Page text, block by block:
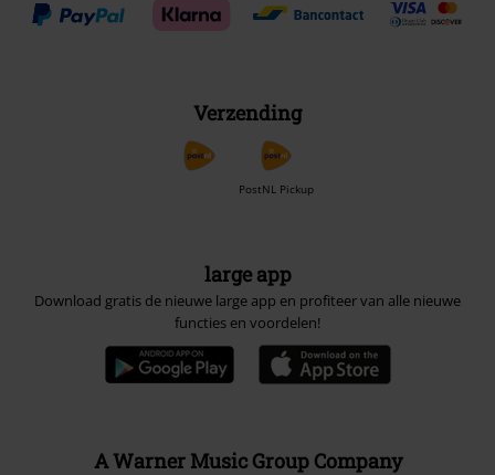
Verzending
PostNL Pickup
large app
Download gratis de nieuwe large app en profiteer van alle nieuwe
functies en voordelen!
A Warner Music Group Company